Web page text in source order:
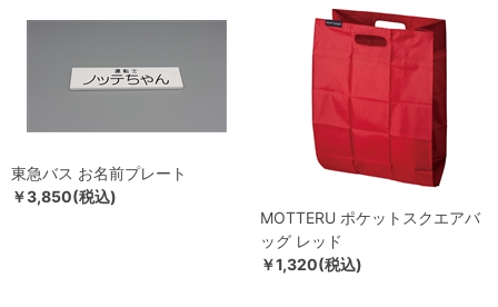
東急バス お名前プレート
￥3,850(税込)
MOTTERU ポケットスクエアバ
ッグ レッド
￥1,320(税込)